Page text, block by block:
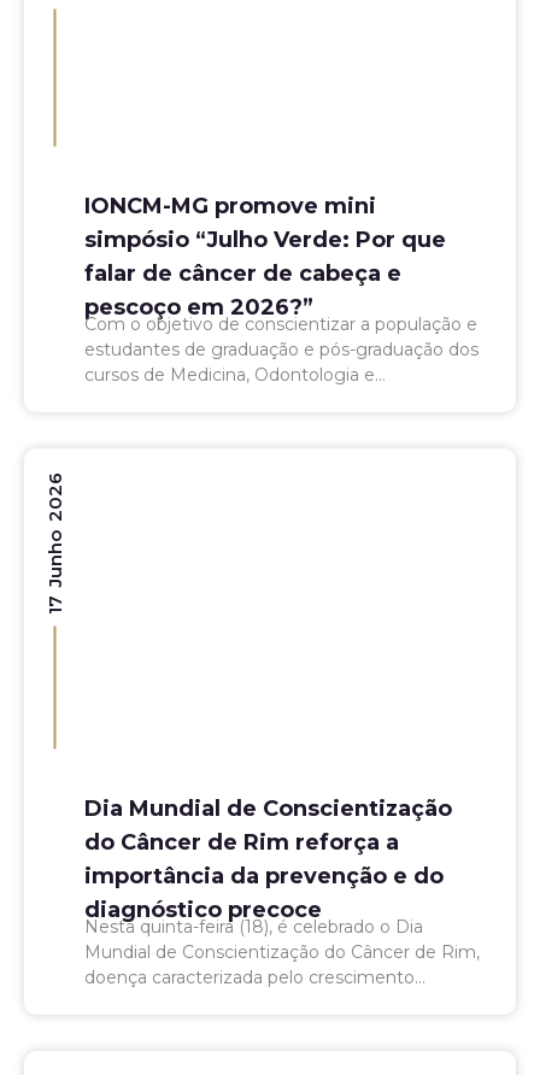
IONCM-MG promove mini
simpósio “Julho Verde: Por que
falar de câncer de cabeça e
pescoço em 2026?”
Com o objetivo de conscientizar a população e
estudantes de graduação e pós-graduação dos
cursos de Medicina, Odontologia e
Dia Mundial de Conscientização
do Câncer de Rim reforça a
importância da prevenção e do
diagnóstico precoce
Nesta quinta-feira (18), é celebrado o Dia
Mundial de Conscientização do Câncer de Rim,
doença caracterizada pelo crescimento
17 Junho 2026